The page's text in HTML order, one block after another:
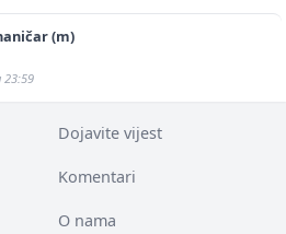
(m)
23:59
Dojavite vijest
Komentari
O nama